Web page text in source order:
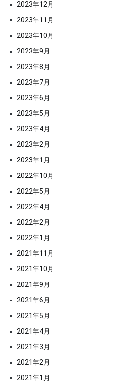
2023年12月
2023年11月
2023年10月
2023年9月
2023年8月
2023年7月
2023年6月
2023年5月
2023年4月
2023年2月
2023年1月
2022年10月
2022年5月
2022年4月
2022年2月
2022年1月
2021年11月
2021年10月
2021年9月
2021年6月
2021年5月
2021年4月
2021年3月
2021年2月
2021年1月